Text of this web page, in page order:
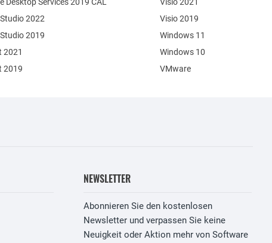
2022
2019
2021
2019
Visio 2019
Windows 11
Windows 10
VMware
NEWSLETTER
Abonnieren Sie den kostenlosen
Newsletter und verpassen Sie keine
Neuigkeit oder Aktion mehr von Software